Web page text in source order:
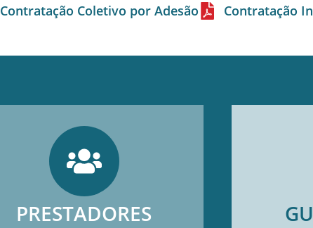
Contratação Coletivo por Adesão Contratação
PRESTADORES